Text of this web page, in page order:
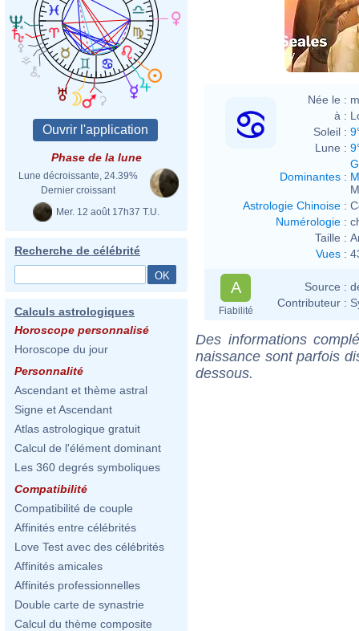
Phase de la lune
Lune décroissante, 24.39%
Dernier croissant
Mer. 12 août 17h37 T.U.
Recherche de célébrité
Calculs astrologiques
Horoscope personnalisé
Horoscope du jour
Personnalité
Ascendant et thème astral
Signe et Ascendant
Atlas astrologique gratuit
Calcul de l'élément dominant
Les 360 degrés symboliques
Compatibilité
Compatibilité de couple
Affinités entre célébrités
Love Test avec des célébrités
Affinités amicales
Affinités professionnelles
Double carte de synastrie
Calcul du thème composite
Née le :
à :
Soleil :
Lune :
Dominantes :
Astrologie Chinoise :
Numérologie :
Taille :
Vues :
A
Fiabilité
Source :
Contributeur :
Des informations
naissance sont parfois
dessous.